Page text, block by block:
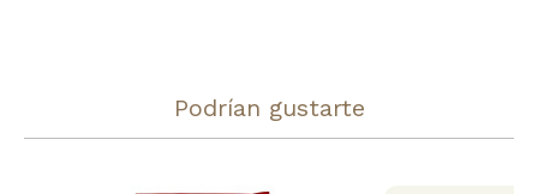
Podrían gustarte